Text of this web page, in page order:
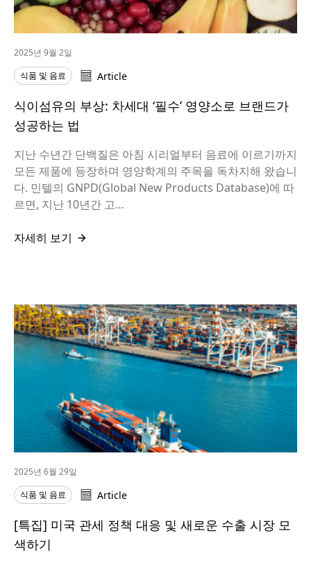
2025년 9월 2일
식품 및 음료
Article
식이섬유의 부상: 차세대 ‘필수’ 영양소로 브랜드가
성공하는 법
지난 수년간 단백질은 아침 시리얼부터 음료에 이르기까지
모든 제품에 등장하며 영양학계의 주목을 독차지해 왔습니
다. 민텔의 GNPD(Global New Products Database)에 따
르면, 지난 10년간 고…
자세히 보기
2025년 6월 29일
식품 및 음료
Article
[특집] 미국 관세 정책 대응 및 새로운 수출 시장 모
색하기